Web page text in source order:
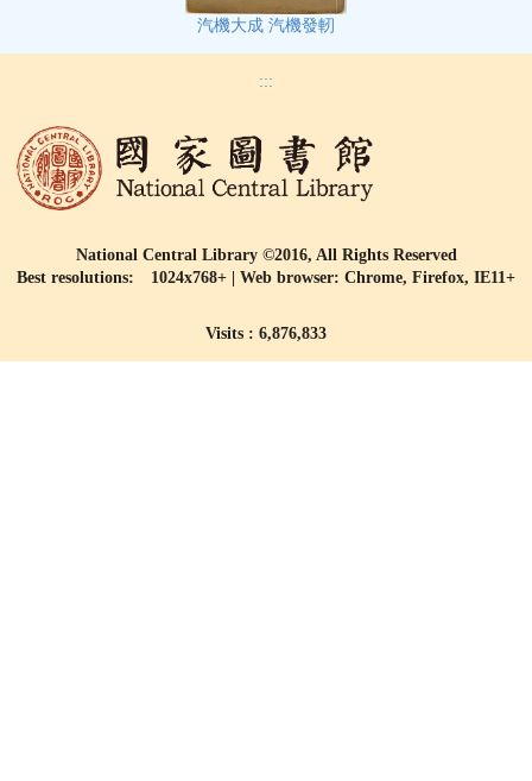
汽機大成 汽機發軔
:::
National Central Library ©2016, All Rights Reserved
Best resolutions: 1024x768+ | Web browser: Chrome, Firefox, IE11+
Visits : 6,876,833